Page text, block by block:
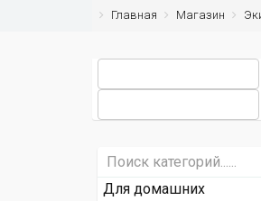
Главная Магазин
Для домашних